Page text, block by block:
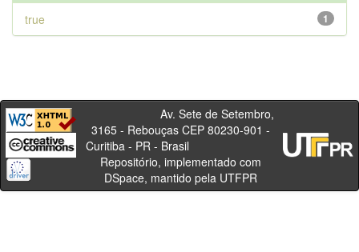
1
true
Av. Sete de Setembro,
3165 - Rebouças CEP 80230-901 -
Curitiba - PR - Brasil
Repositório, implementado com
DSpace, mantido pela UTFPR